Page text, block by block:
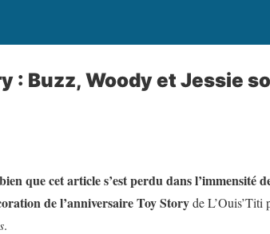
: Buzz, Woody et Jessie
que cet article s’est perdu dans l’immensité
de l’anniversaire Toy Storyde L’Ouis’Titi
.